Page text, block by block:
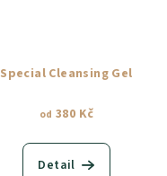
Special Cleansing Gel
od 380 Kč
Detail